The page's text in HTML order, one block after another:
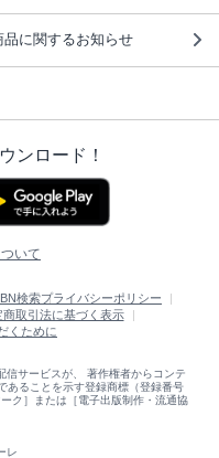
品に関するお知らせ
ンロード！
いて
検索プライバシーポリシー
商取引法に基づく表示
くために
信サービスが、 著作権者からコンテ
あることを示す登録商標（登録番号
ク］または［電子出版制作・流通協
レ